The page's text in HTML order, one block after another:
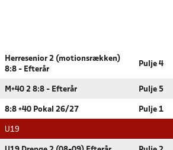
Herresenior 2 (motionsrækken)
8:8 - Efterår
Pulje 4
M+40 2 8:8 - Efterår Pulje 5
8:8 +40 Pokal 26/27 Pulje 1
U19